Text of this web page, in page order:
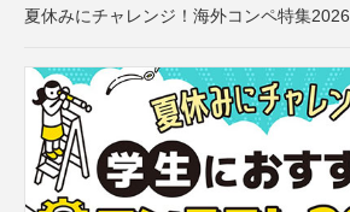
夏休みにチャレンジ！海外コンペ特集2026